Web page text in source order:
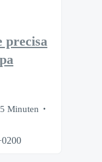
precisa
Minuten